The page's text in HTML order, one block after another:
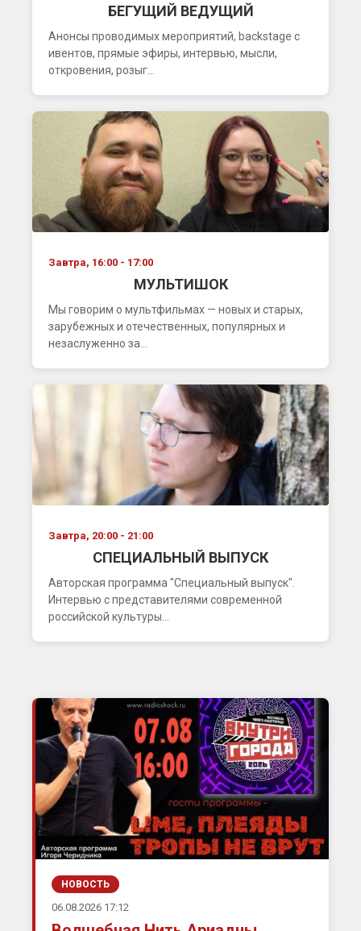
БЕГУЩИЙ ВЕДУЩИЙ
Анонсы проводимых мероприятий, backstage с
ивентов, прямые эфиры, интервью, мысли,
откровения, розыг...
Завтра, 16:00 - 17:00
МУЛЬТИШОК
Мы говорим о мультфильмах — новых и старых,
зарубежных и отечественных, популярных и
незаслуженно за...
Завтра, 20:00 - 21:00
СПЕЦИАЛЬНЫЙ ВЫПУСК
Авторская программа "Специальный выпуск".
Интервью с представителями современной
российской культуры...
НОВОСТЬ
06.08.2026 17:12